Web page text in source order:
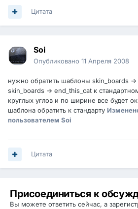
Цитата
Soi
Опубликовано 11 Апреля 2008
нужно обратить шаблоны skin_boards -
skin_boards -> end_this_cat к
круглых углов и по ширине все будет
шаблона обратить к стандарту
пользователем Soi
Цитата
Присоединиться к
Вы можете ответить сейчас, а